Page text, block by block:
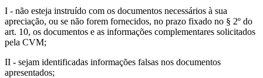
I - não esteja instruído com os documentos necessários à sua
apreciação, ou se não forem fornecidos, no prazo fixado no § 2º do
art. 10, os documentos e as informações complementares solicitados
pela CVM;
II - sejam identificadas informações falsas nos documentos
apresentados;